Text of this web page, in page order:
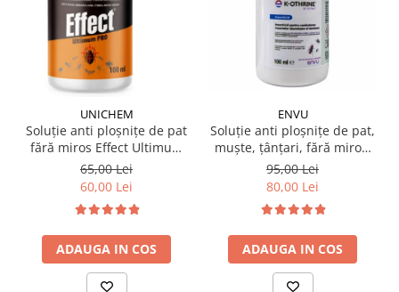
UNICHEM
Soluție anti ploșnițe de pat
fără miros Effect Ultimum
PRO 100 ml
65,00 Lei
60,00 Lei
ADAUGA IN COS
ENVU
Soluție anti ploșnițe de pat,
muște, țânțari, fără miros,
K-OTHRINE SC 7.5 Flow 100
ml
95,00 Lei
80,00 Lei
ADAUGA IN COS